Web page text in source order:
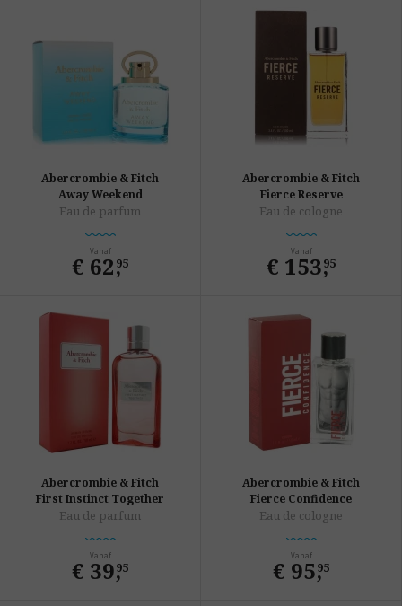
Abercrombie & Fitch
Away Weekend
Eau de parfum
Vanaf
€ 62,
95
Abercrombie & Fitch
Fierce Reserve
Eau de cologne
Vanaf
€ 153,
95
Abercrombie & Fitch
First Instinct Together
Eau de parfum
Vanaf
€ 39,
95
Abercrombie & Fitch
Fierce Confidence
Eau de cologne
Vanaf
€ 95,
95